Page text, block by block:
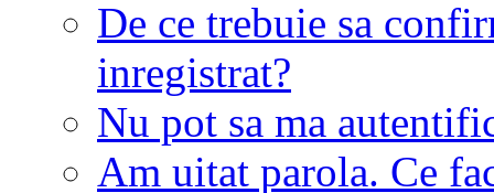
De ce trebuie sa
inregistrat?
Nu pot sa ma
Am uitat parola. Ce